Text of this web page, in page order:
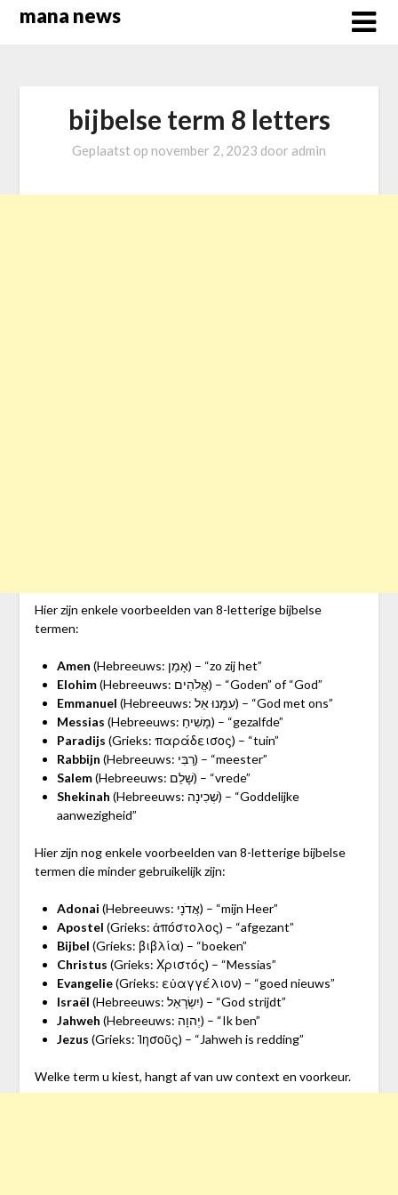
Overslaan
mana news
bijbelse term 8 letters
Geplaatst op november 2, 2023 door admin
Hier zijn enkele voorbeelden van 8-letterige bijbelse
termen:
Amen
(Hebreeuws: אָמֵן) – “zo zij het”
Elohim
(Hebreeuws: אֱלֹהִים) – “Goden” of “God”
Emmanuel
(Hebreeuws: עִמָּנוּ אֵל) – “God met ons”
Messias
(Hebreeuws: מָשִׁיחַ) – “gezalfde”
Paradijs (Grieks: παράδεισος) – “tuin”
Rabbijn
(Hebreeuws: רַבִּי) – “meester”
Salem
(Hebreeuws: שָׁלֵם) – “vrede”
Shekinah (Hebreeuws: שְׁכִינָה) – “Goddelijke
aanwezigheid”
Hier zijn nog enkele voorbeelden van 8-letterige bijbelse
termen die minder gebruikelijk zijn:
Adonai
(Hebreeuws: אֲדֹנָי) – “mijn Heer”
Apostel (Grieks: ἀπόστολος) – “afgezant”
Bijbel (Grieks: βιβλία) – “boeken”
Christus (Grieks: Χριστός) – “Messias”
Evangelie(Grieks: εὐαγγέλιον) – “goed nieuws”
Israël
(Hebreeuws: יִשְׂרָאֵל) – “God strijdt”
Jahweh
(Hebreeuws: יְהוָה) – “Ik ben”
Jezus (Grieks: Ἰησοῦς) – “Jahweh is redding”
Welke term u kiest, hangt af van uw context en voorkeur.